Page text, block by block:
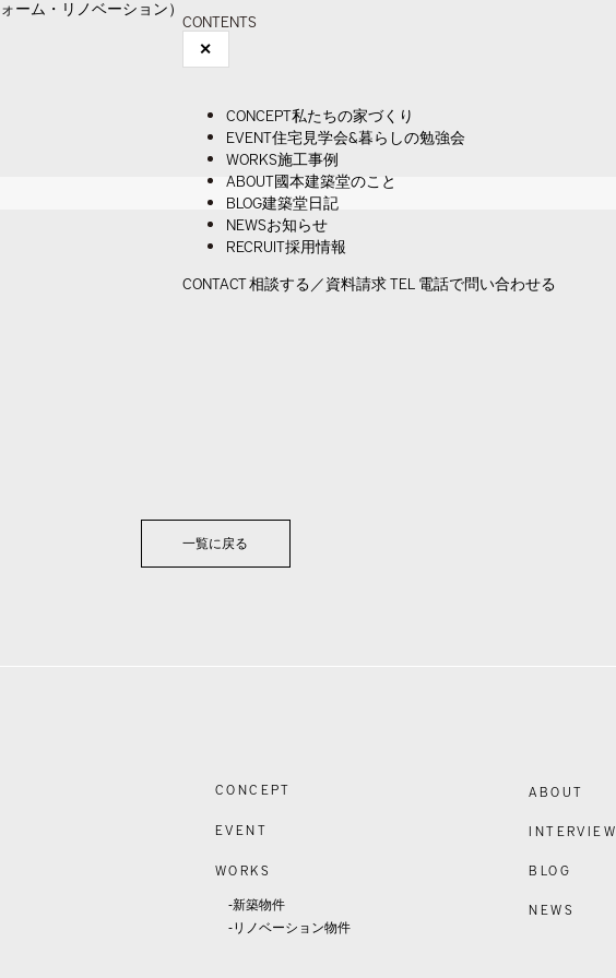
CONTENTS
✕
CONCEPT私たちの家づくり
EVENT住宅見学会&暮らしの勉強会
WORKS施工事例
ABOUT國本建築堂のこと
BLOG建築堂日記
NEWSお知らせ
RECRUIT採用情報
CONTACT相談する／資料請求TEL 電話で問い合わせる
一覧に戻る
CONCEPT
EVENT
WORKS
-新築物件
-リノベーション物件
ABOUT
INTERVIEW
BLOG
NEWS